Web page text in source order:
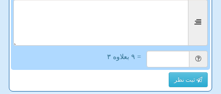
= ۹ بعلاوه ۳
ثبت نظر